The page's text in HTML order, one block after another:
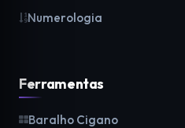
Numerologia
Ferramentas
Baralho Cigano